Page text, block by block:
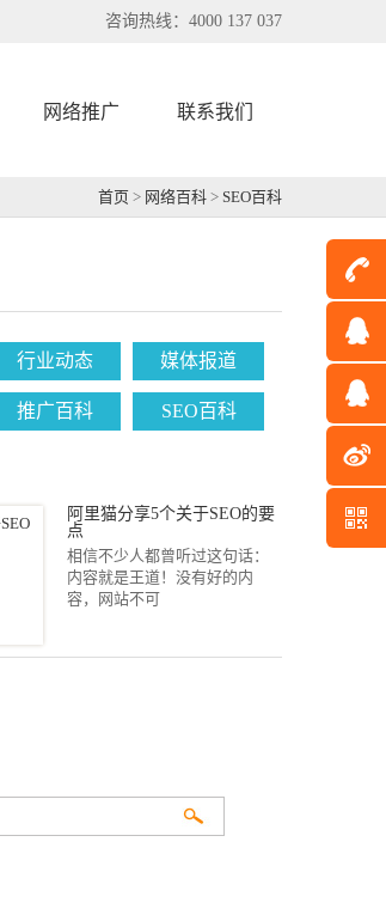
咨询热线：4000 137 037
网络推广 联系我们
首页 > 网络百科 > SEO百科
行业动态 媒体报道
推广百科 SEO百科
阿里猫分享5个关于SEO的要
点
相信不少人都曾听过这句话：
内容就是王道！没有好的内
容，网站不可